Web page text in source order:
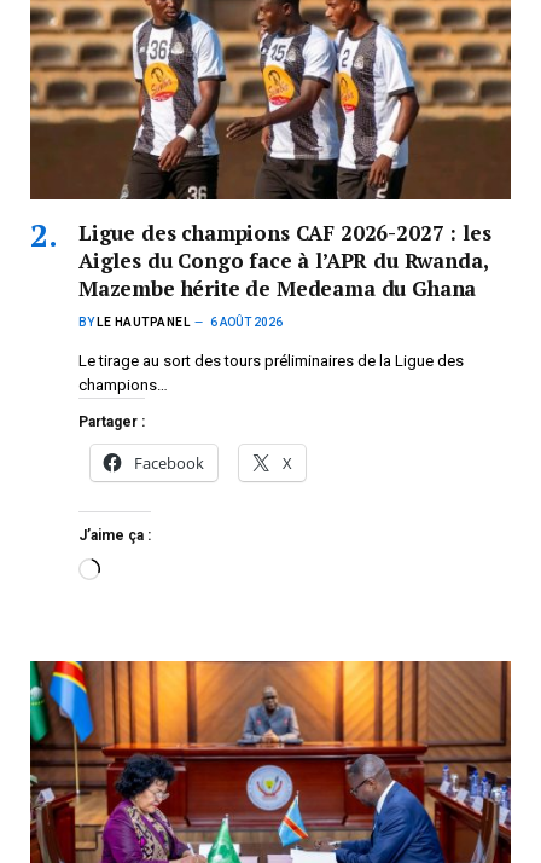
Ligue des champions CAF 2026-2027 : les
Aigles du Congo face à l’APR du Rwanda,
Mazembe hérite de Medeama du Ghana
BY LE HAUTPANEL 6 AOÛT 2026
Le tirage au sort des tours préliminaires de la Ligue des
champions…
Partager :
Facebook X
J’aime ça :